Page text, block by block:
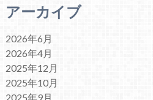
アーカイブ
2026年6月
2026年4月
2025年12月
2025年10月
2025年9月